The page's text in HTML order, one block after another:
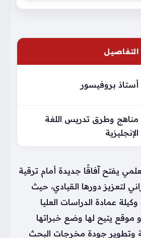
التفاصيل
أستاذ بروفيسور
مناهج وطرق تدريس اللغة
الإنجليزية
يفتح آفاقًا جديدة أمام ترقية
لتعزيز دورها القيادي، حيث
عمادة الدراسات العليا
موقع يتيح لها وضع خبراتها
وتطوير جودة مخرجات البحث